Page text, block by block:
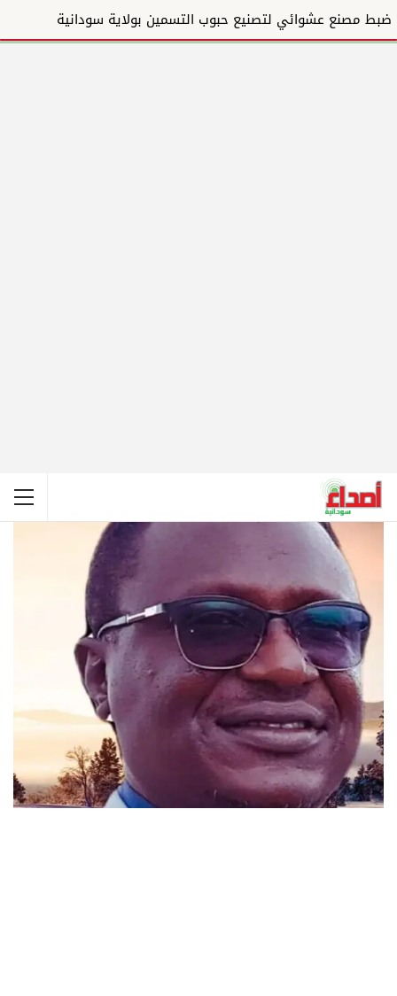
ضبط مصنع عشوائي لتصنيع حبوب التسمين بولاية سودانية